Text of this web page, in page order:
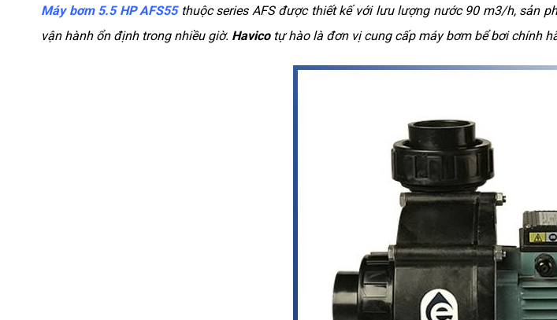
Máy bơm 5.5 HP AFS55 thuộc series AFS được thiết kế với lưu lượng nước 90 m3/h, sản
vận hành ổn định trong nhiều giờ. Havicotự hào là đơn vị cung cấp máy bơm bể bơi chính